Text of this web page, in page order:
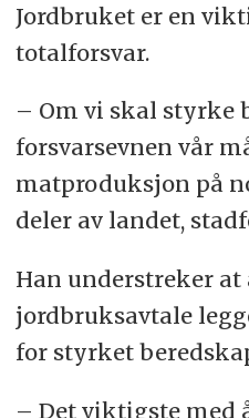
Jordbruket er en
totalforsvar.
– Om vi skal styrke
forsvarsevnen vår
matproduksjon på
deler av landet,
Han understreker at
jordbruksavtale
for styrket
– Det viktigste med